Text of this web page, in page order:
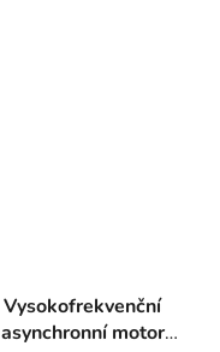
Vysokofrekvenční
asynchronní motor